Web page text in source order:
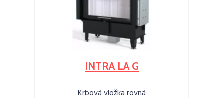
INTRA LA G
Krbová vložka rovná